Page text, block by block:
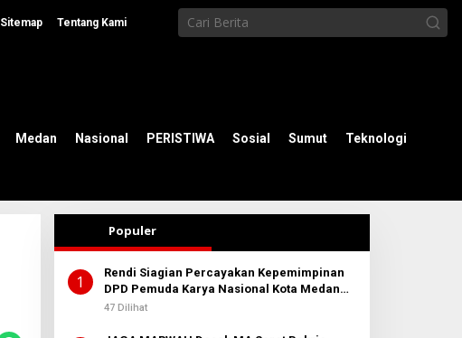
Sitemap Tentang Kami
Medan Nasional PERISTIWA Sosial Sumut Teknologi
Populer
1
Rendi Siagian Percayakan Kepemimpinan
DPD Pemuda Karya Nasional Kota Medan
kepada Josef Sembiring
47 Dilihat